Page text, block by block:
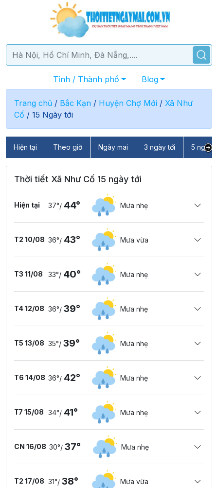
Tỉnh / Thành phố Blog
Trang chủ / Bắc Kạn / Huyện Chợ Mới / Xã Như
Cố / 15 Ngày tới
Hiện tại Theo giờ Ngày mai 3 ngày tới 5 ngày
Thời tiết Xã Như Cố 15 ngày tới
Hiện tại 37°/ 44° Mưa nhẹ
T2 10/08 36°/ 43° Mưa vừa
T3 11/08 33°/ 40° Mưa nhẹ
T4 12/08 36°/ 39° Mưa nhẹ
T5 13/08 35°/ 39° Mưa nhẹ
T6 14/08 36°/ 42° Mưa nhẹ
T7 15/08 34°/ 41° Mưa nhẹ
CN 16/08 30°/ 37° Mưa nhẹ
T2 17/08 31°/ 38° Mưa vừa